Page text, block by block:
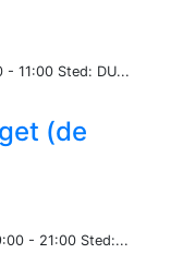
- 11:00 Sted: DU...
(de
- 21:00 Sted:...